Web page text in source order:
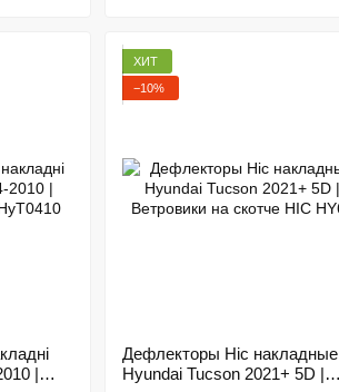
|
ХИТ
−10%
Дефлекторы Hic накладные
Hyundai Tucson 2021+ 5D |